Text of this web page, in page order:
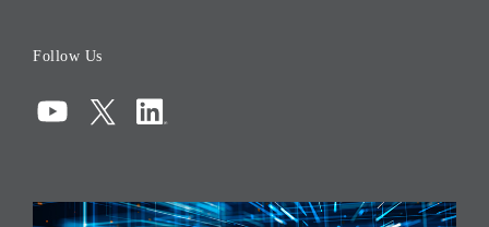
コンプライアンス
リスクマネジメント
Follow Us